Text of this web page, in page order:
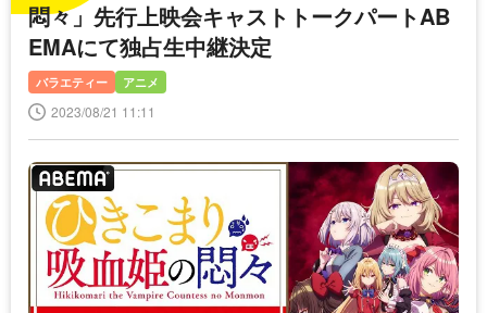
悶々」先行上映会キャストトークパートAB
EMAにて独占生中継決定
バラエティー アニメ
2023/08/21 11:11